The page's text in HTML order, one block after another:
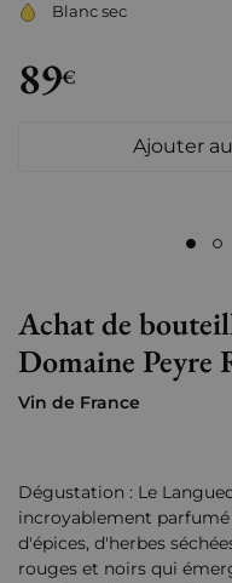
Blanc sec
89€
Ajouter
Achat de
Domaine Peyre
Vin de France
Dégustation : Le
incroyablement
d'épices, d'herbes
rouges et noirs qui